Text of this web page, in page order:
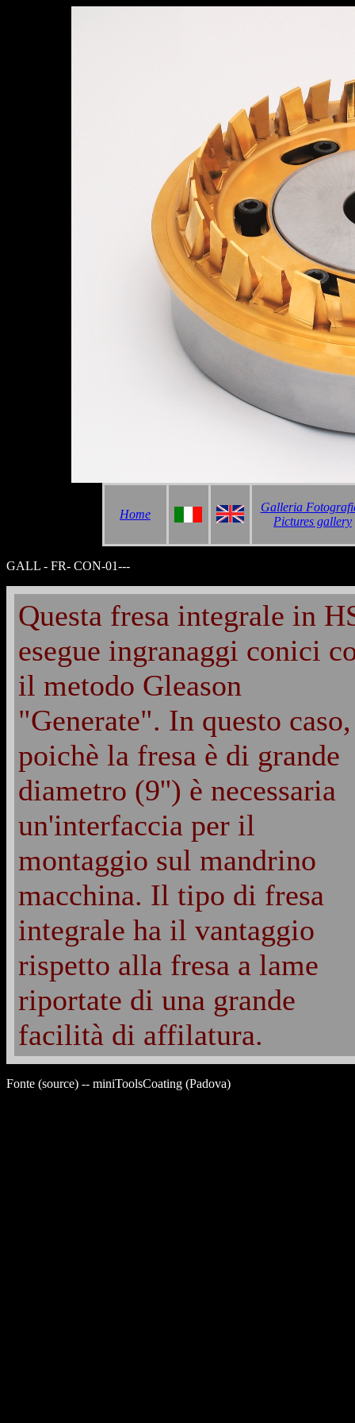
Home
Galleria
Pictures gallery
GALL - FR- CON-01---
Questa fresa integrale in
esegue ingranaggi conici
il metodo Gleason
"Generate". In questo caso,
poichè la fresa è di grande
diametro (9'') è necessaria
un'interfaccia per il
montaggio sul mandrino
macchina. Il tipo di fresa
integrale ha il vantaggio
rispetto alla fresa a lame
riportate di una grande
facilità di affilatura.
Fonte (source) -- miniToolsCoating (Padova)